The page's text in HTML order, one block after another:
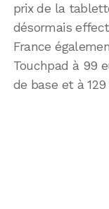
prix de la
désormais
France
Touchpad à 99
de base et à